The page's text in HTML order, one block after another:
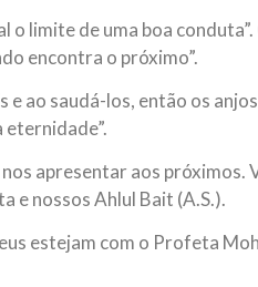
o limite de uma boa conduta”.
encontra o próximo”.
e ao saudá-los, então os anjos
apresentar aos próximos.
e nossos Ahlul Bait (A.S.).
estejam com o Profeta